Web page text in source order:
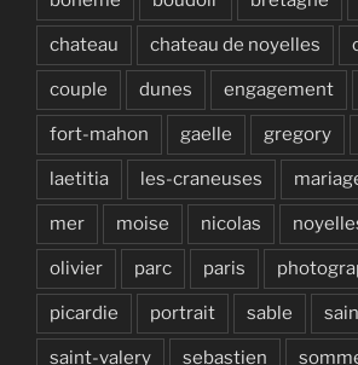
chateau chateau de noyelles
couple dunes engagement
fort-mahon gaelle gregory
laetitia les-craneuses
mer moise nicolas
olivier parc paris
picardie portrait sable
saint-valery sebastien